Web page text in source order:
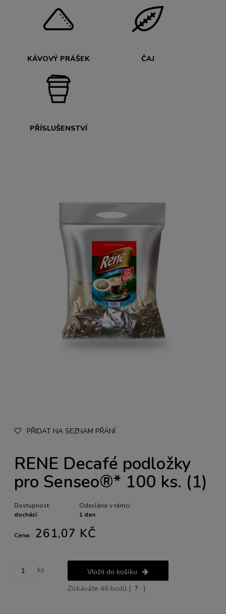
KÁVOVÝ PRÁŠEK ČAJ
PŘÍSLUŠENSTVÍ
PŘIDAT NA SEZNAM PŘÁNÍ
RENE Decafé podložky
pro Senseo®* 100 ks. (1)
Dostupnost:
dochází
Odesláno v rámci:
1 den
Cena: 261,07 KČ
ks Vložit do košíku
Získáváte 46bodů [ ? ]